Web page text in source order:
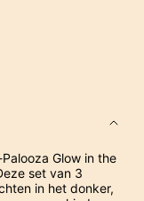
Glow in the
set van 3
in het donker,